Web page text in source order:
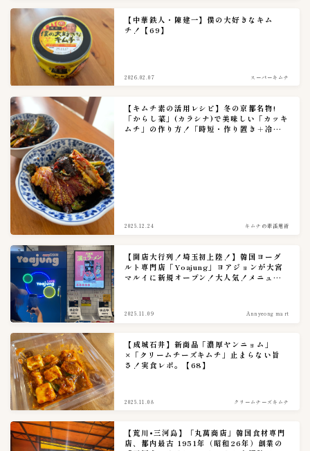
【中華鉄人・陳建一】僕の大好きなキム
チ！【69】
2026.02.07 スーパーキムチ
【キムチ素の活用レシピ】冬の京都名物!
「からし菜」(カラシナ)で美味しい「カッキ
ムチ」の作り方！「時短・作り置き＋冷蔵
2025.12.24 キムチの素活用術
【開店大行列！埼玉初上陸！】韓国ヨーグ
ルト専門店「Yoajung」ヨアジョンが大宮
マルイに新規オープン！大人気！メニュー
2025.11.09 Annyeong mart
【成城石井】新商品「濃厚ヤンニョム」
×「クリームチーズキムチ」止まらない旨
さ！実食レポ。【68】
2025.11.08 クリームチーズキムチ
【荒川•三河島】「丸萬商店」韓国食材専門
店、都内最古 1951年（昭和26年）創業の